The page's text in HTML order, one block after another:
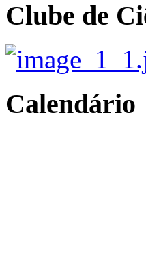
Clube de
Calendário